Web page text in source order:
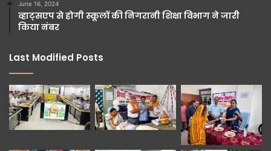
June 16, 2024
व्हाट्सएप से होगी स्कूलों की निगरानी शिक्षा विभाग ने जारी
किया नंबर
Last Modified Posts